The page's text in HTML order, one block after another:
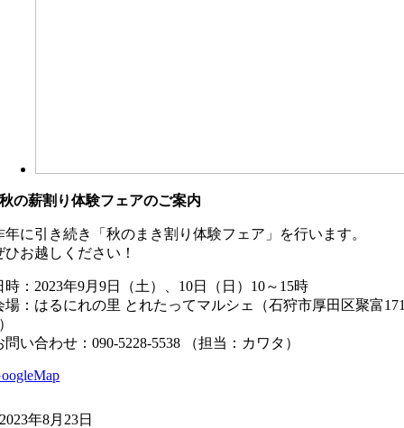
秋の薪割り体験フェアのご案内
年に引き続き「秋のまき割り体験フェア」を行います。
ひお越しください！
時：2023年9月9日（土）、10日（日）10～15時
場：はるにれの里 とれたってマルシェ（石狩市厚田区聚富
問い合わせ：090-5228-5538 （担当：カワタ）
2023年8月23日